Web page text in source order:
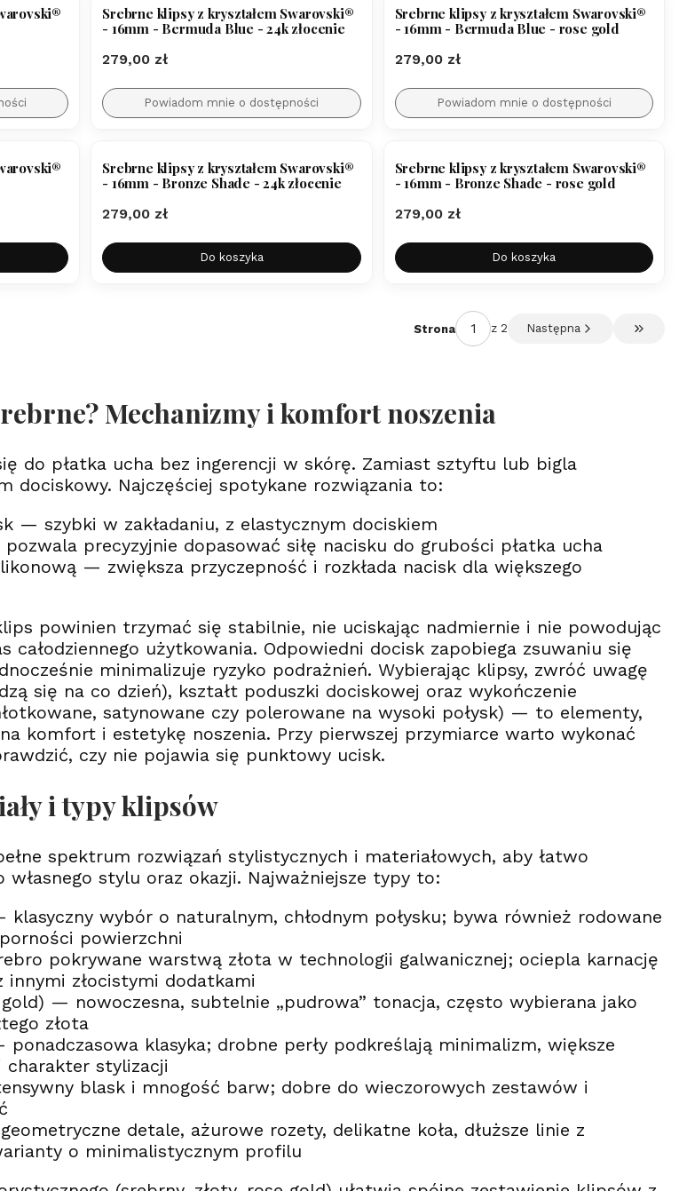
Srebrne klipsy z kryształem Swarovski®
- 16mm - Bermuda Blue - 24k złocenie
Cena
279,00 zł
Powiadom mnie o dostępności
Srebrne klipsy z kryształem Swarovski®
- 16mm - Bermuda Blue - rose gold
Cena
279,00 zł
Powiadom mnie o dostępności
Srebrne klipsy z kryształem Swarovski®
- 16mm - Bronze Shade - 24k złocenie
Cena
279,00 zł
Do koszyka
Srebrne klipsy z kryształem Swarovski®
- 16mm - Bronze Shade - rose gold
Cena
279,00 zł
Do koszyka
Strona z 2 Następna
Mechanizmy i komfort noszenia
do płatka ucha bez ingerencji w skórę. Zamiast sztyftu lub bigla
dociskowy. Najczęściej spotykane rozwiązania to:
— szybki w zakładaniu, z elastycznym dociskiem
precyzyjnie dopasować siłę nacisku do grubości płatka ucha
— zwiększa przyczepność i rozkłada nacisk dla większego
powinien trzymać się stabilnie, nie uciskając nadmiernie i nie powodując
całodziennego użytkowania. Odpowiedni docisk zapobiega zsuwaniu się
minimalizuje ryzyko podrażnień. Wybierając klipsy, zwróć uwagę
się na co dzień), kształt poduszki dociskowej oraz wykończenie
satynowane czy polerowane na wysoki połysk) — to elementy,
komfort i estetykę noszenia. Przy pierwszej przymiarce warto wykonać
czy nie pojawia się punktowy ucisk.
i typy klipsów
spektrum rozwiązań stylistycznych i materiałowych, aby łatwo
stylu oraz okazji. Najważniejsze typy to:
wybór o naturalnym, chłodnym połysku; bywa również rodowane
powierzchni
pokrywane warstwą złota w technologii galwanicznej; ociepla karnację
innymi złocistymi dodatkami
— nowoczesna, subtelnie „pudrowa” tonacja, często wybierana jako
złota
klasyka; drobne perły podkreślają minimalizm, większe
charakter stylizacji
blask i mnogość barw; dobre do wieczorowych zestawów i
detale, ażurowe rozety, delikatne koła, dłuższe linie z
o minimalistycznym profilu